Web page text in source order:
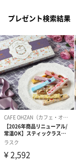
プレゼント検索結果